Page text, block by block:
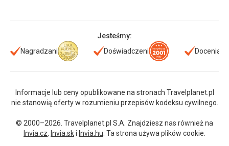
Jesteśmy:
Nagradzani
Doświadczeni Doceniani
Informacje lub ceny opublikowane na stronach Travelplanet.pl
nie stanowią oferty w rozumieniu przepisów kodeksu cywilnego.
© 2000–2026. Travelplanet.pl S.A. Znajdziesz nas również na
Invia.cz, Invia.ski Invia.hu . Ta strona używa plików cookie.